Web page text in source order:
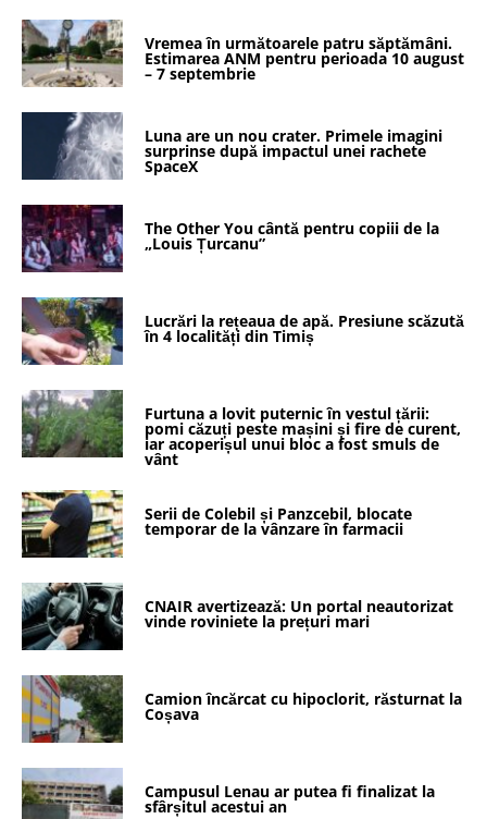
Vremea în următoarele patru săptămâni.
Estimarea ANM pentru perioada 10 august
– 7 septembrie
Luna are un nou crater. Primele imagini
surprinse după impactul unei rachete
SpaceX
The Other You cântă pentru copiii de la
„Louis Țurcanu”
Lucrări la rețeaua de apă. Presiune scăzută
în 4 localități din Timiș
Furtuna a lovit puternic în vestul țării:
pomi căzuți peste mașini și fire de curent,
iar acoperișul unui bloc a fost smuls de
vânt
Serii de Colebil și Panzcebil, blocate
temporar de la vânzare în farmacii
CNAIR avertizează: Un portal neautorizat
vinde roviniete la prețuri mari
Camion încărcat cu hipoclorit, răsturnat la
Coșava
Campusul Lenau ar putea fi finalizat la
sfârșitul acestui an